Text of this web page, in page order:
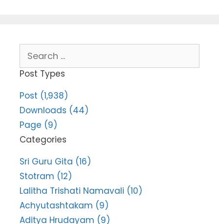
for:
Post Types
Post (1,938)
Downloads (44)
Page (9)
Categories
Sri Guru Gita (16)
Stotram (12)
Lalitha Trishati Namavali (10)
Achyutashtakam (9)
Aditya Hrudayam (9)